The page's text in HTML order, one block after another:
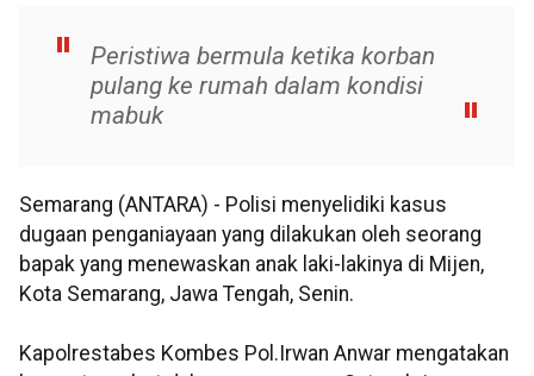
Peristiwa bermula ketika korban
pulang ke rumah dalam kondisi
mabuk
Semarang (ANTARA) - Polisi menyelidiki kasus
dugaan penganiayaan yang dilakukan oleh seorang
bapak yang menewaskan anak laki-lakinya di Mijen,
Kota Semarang, Jawa Tengah, Senin.
Kapolrestabes Kombes Pol.Irwan Anwar mengatakan